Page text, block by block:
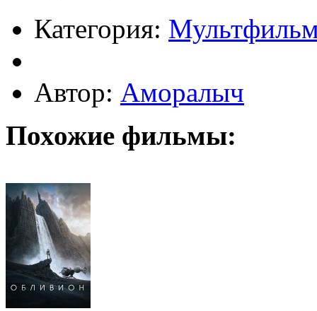
Категория:
Автор: Аморалыч
Похожие фильмы: